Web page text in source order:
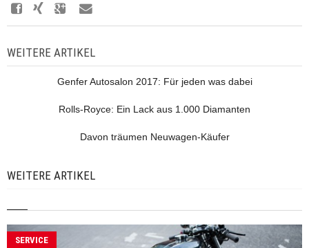
WEITERE ARTIKEL
Genfer Autosalon 2017: Für jeden was dabei
Rolls-Royce: Ein Lack aus 1.000 Diamanten
Davon träumen Neuwagen-Käufer
WEITERE ARTIKEL
SERVICE